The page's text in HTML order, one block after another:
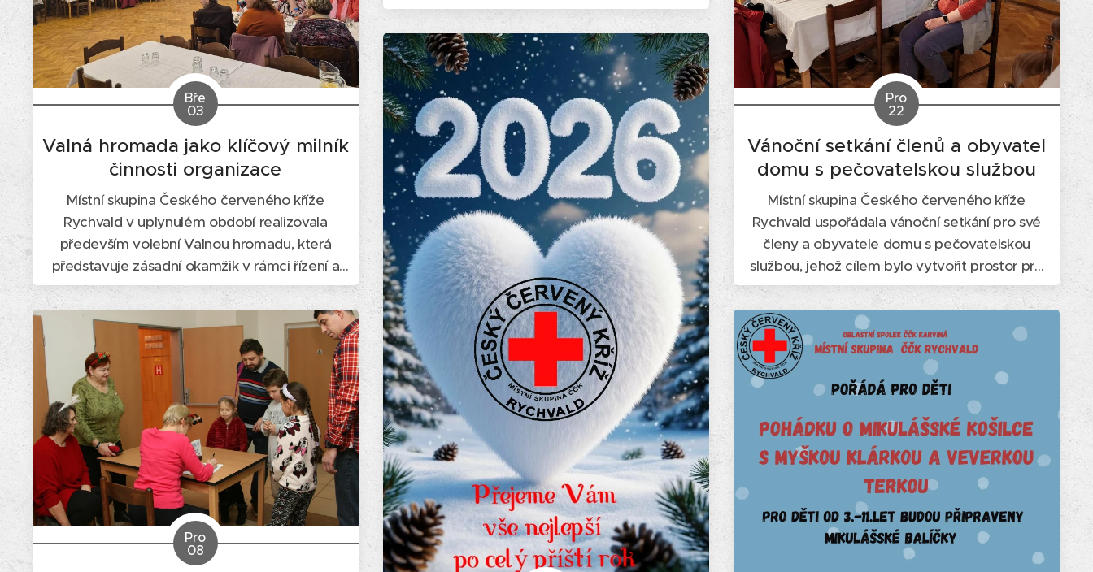
Valince trpící spinální svalovou atrofií. Předání
proběhlo před budovou základní školy, v jejíž
tělocvičně byla akce realizována, čímž byla
symbolicky uzavřena celá...
Bře
03
Valná hromada jako klíčový milník
činnosti organizace
Místní skupina Českého červeného kříže
Rychvald v uplynulém období realizovala
především volební Valnou hromadu, která
představuje zásadní okamžik v rámci řízení a
fungování organizace. Na tomto jednání bylo
zvoleno nové představenstvo, schválen plán
činnosti a rozpočet na následující období a
zároveň bylo přijato 13 nových členů, čímž
došlo k...
Pro
22
Vánoční setkání členů a obyvatel
domu s pečovatelskou službou
Místní skupina Českého červeného kříže
Rychvald uspořádala vánoční setkání pro své
členy a obyvatele domu s pečovatelskou
službou, jehož cílem bylo vytvořit prostor pro
společenské setkání, sdílení předvánoční
atmosféry a posílení mezilidských vztahů v
komunitě.
Pro
08